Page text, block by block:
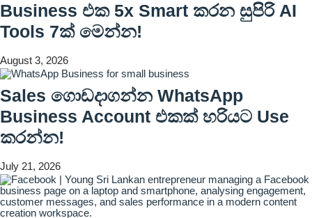
Business එක 5x Smart කරන සුපිරි AI
Tools 7ක් මෙන්න!
August 3, 2026
Sales ගොඩදාගන්න WhatsApp
Business Account එකක් හරියට Use
කරන්න!
July 21, 2026